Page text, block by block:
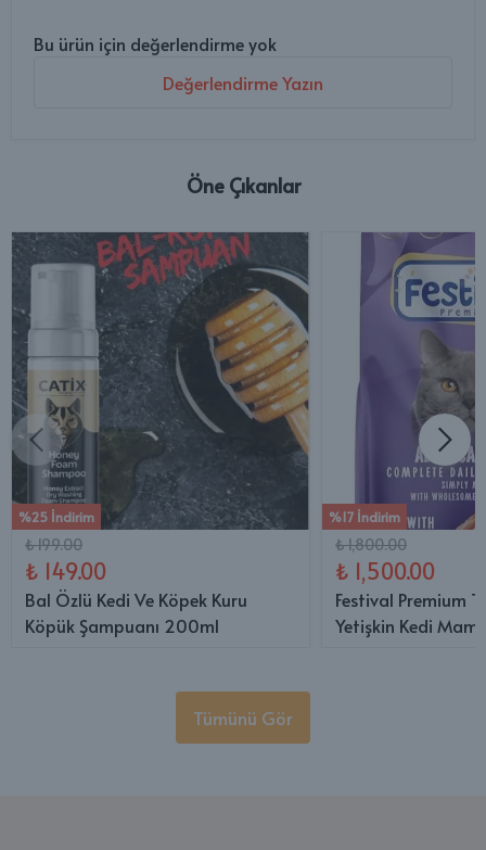
Bu ürün için değerlendirme yok
Değerlendirme Yazın
Öne Çıkanlar
%25 İndirim
₺ 199.00
₺ 149.00
Bal Özlü Kedi Ve Köpek Kuru
Köpük Şampuanı 200ml
%17 İndirim
₺ 1,800.00
₺ 1,500.00
Festival Premium
Yetişkin Kedi
Tümünü Gör